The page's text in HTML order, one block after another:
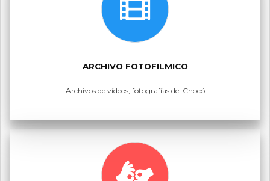
ARCHIVO FOTOFILMICO
Archivos de vídeos, fotografías del Chocó